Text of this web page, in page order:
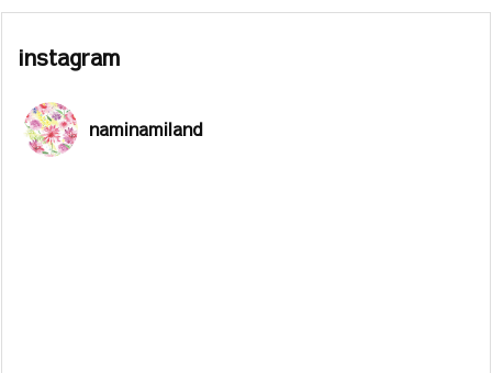
instagram
naminamiland